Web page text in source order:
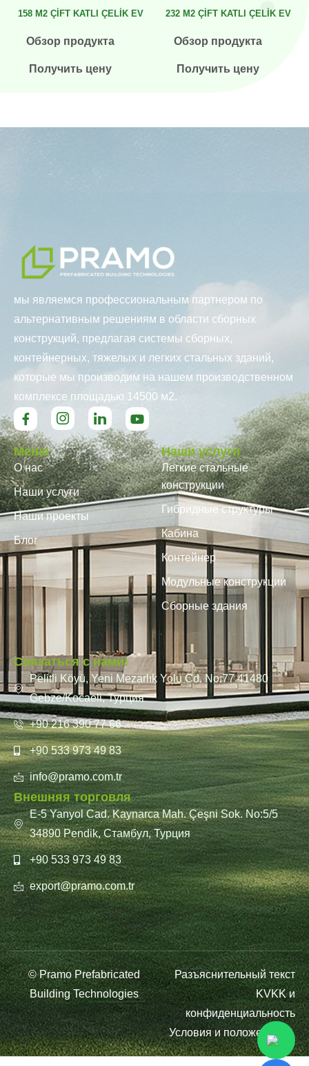
158 M2 ÇİFT KATLI ÇELİK EV
Обзор продукта
Получить цену
232 M2 ÇİFT KATLI ÇELİK EV
Обзор продукта
Получить цену
мы являемся профессиональным партнером по
альтернативным решениям в области сборных
конструкций, предлагая системы сборных,
контейнерных, тяжелых и легких стальных зданий,
которые мы производим на нашем производственном
комплексе площадью 14500 м2.
Меню
О нас
Наши услуги
Наши проекты
Блог
Наши услуги
Легкие стальные
конструкции
Гибридные структуры
Кабина
Контейнер
Модульные конструкции
Сборные здания
Связаться с нами!
Pelitli Köyü, Yeni Mezarlık Yolu Cd. No:77 41480
Gebze/Kocaeli, Турция
+90 216 390 77 66
+90 533 973 49 83
info@pramo.com.tr
Внешняя торговля
E-5 Yanyol Cad. Kaynarca Mah. Çeşni Sok. No:5/5
34890 Pendik, Стамбул, Турция
+90 533 973 49 83
export@pramo.com.tr
© Pramo Prefabricated
Building Technologies
Разъяснительный текст
KVKK и
конфиденциальность
Условия и положения